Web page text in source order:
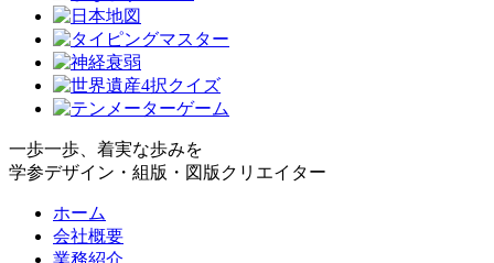
一歩一歩、着実な歩みを
学参デザイン・組版・図版クリエイター
ホーム
会社概要
業務紹介